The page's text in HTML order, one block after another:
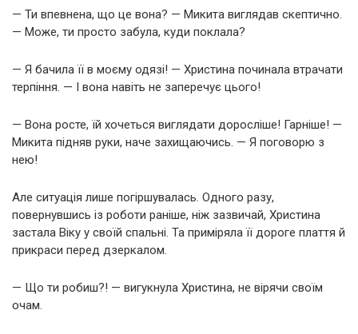
— Ти впевнена, що це вона? — Микита виглядав скептично.
— Може, ти просто забула, куди поклала?
— Я бачила її в моєму одязі! — Христина починала втрачати
терпіння. — І вона навіть не заперечує цього!
— Вона росте, їй хочеться виглядати доросліше! Гарніше! —
Микита підняв руки, наче захищаючись. — Я поговорю з
нею!
Але ситуація лише погіршувалась. Одного разу,
повернувшись із роботи раніше, ніж зазвичай, Христина
застала Віку у своїй спальні. Та приміряла її дороге плаття й
прикраси перед дзеркалом.
— Що ти робиш?! — вигукнула Христина, не вірячи своїм
очам.